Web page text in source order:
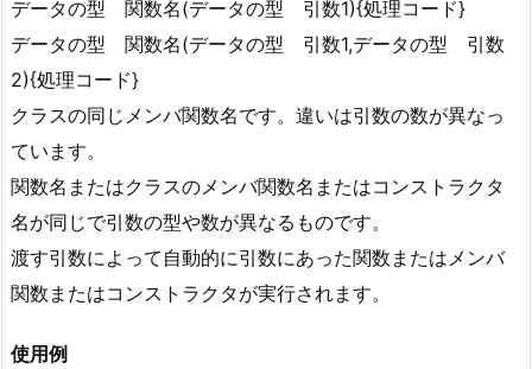
データの型 関数名(データの型 引数1){処理コード}
データの型 関数名(データの型 引数1,データの型 引数
2){処理コード}
クラスの同じメンバ関数名です。違いは引数の数が異なっ
ています。
関数名またはクラスのメンバ関数名またはコンストラクタ
名が同じで引数の型や数が異なるものです。
渡す引数によって自動的に引数にあった関数またはメンバ
関数またはコンストラクタが実行されます。
使用例